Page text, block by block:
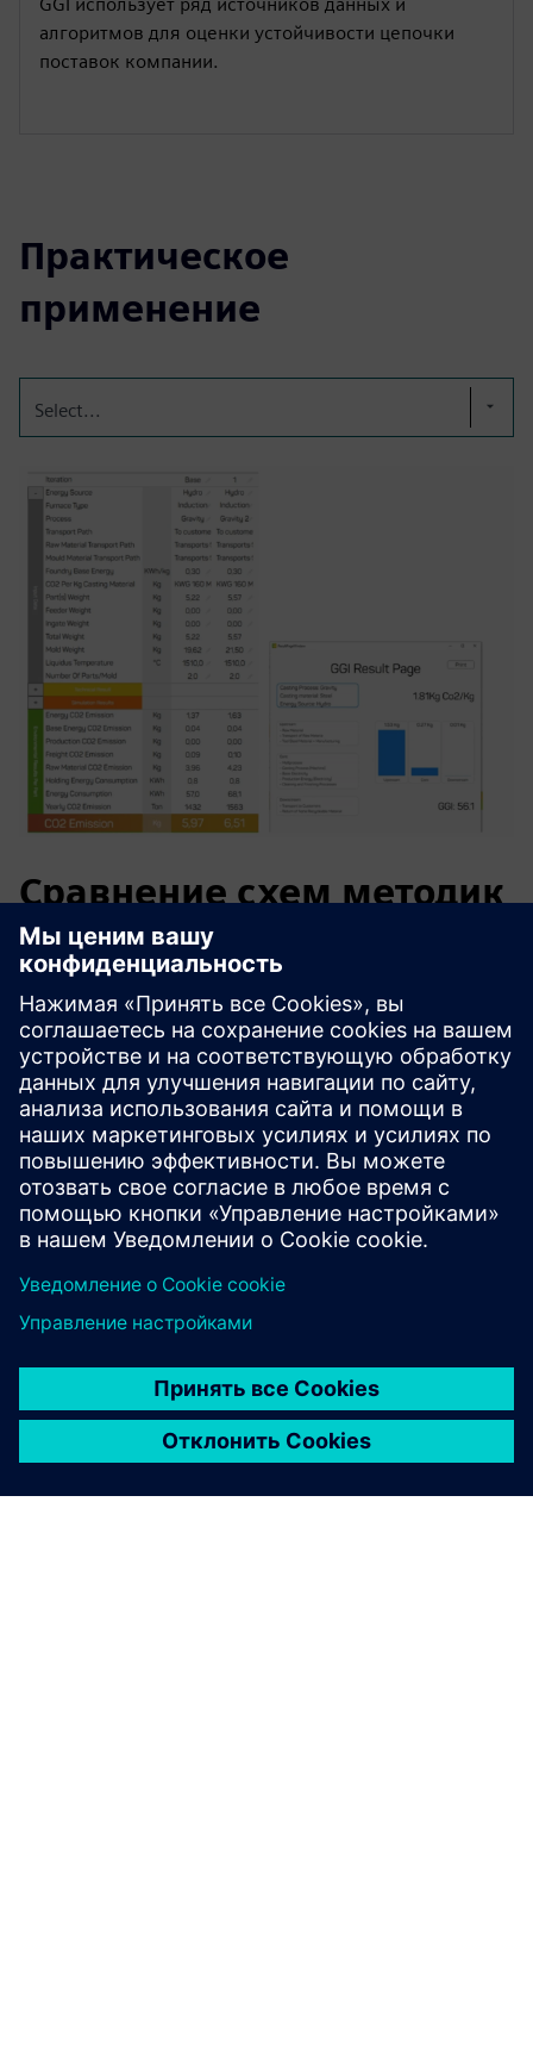
алгоритмов для оценки устойчивости цепочки
поставок компании.
Практическое
применение
Select...
Сравнение схем методик
по выбросам CO2
Проблема: для литья из углеродистой стали,
подверженной дефектам, требовалось 4
экзотермических питателя, добавляющих
нежелательный углекислый газ.
Решение: компания GGI смоделировала
усовершенствованный метод литья, устранив
необходимость в дополнительных фидерах.
Результат: экономия углекислого газа на 0,54 кг за
отливку — снижение на 9%.